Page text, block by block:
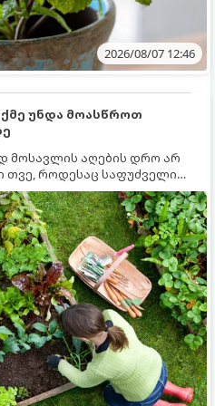
2026/08/07 12:46
უნდა მოასწროთ
მოსავლის აღების დრო არ
თვე, როდესაც საფუძველი
და ბაღი მზადდება
იმისათვის, რომ
ხოლო მცენარეებმა
ბოლომდე 5
უნდა მოასწროთ: